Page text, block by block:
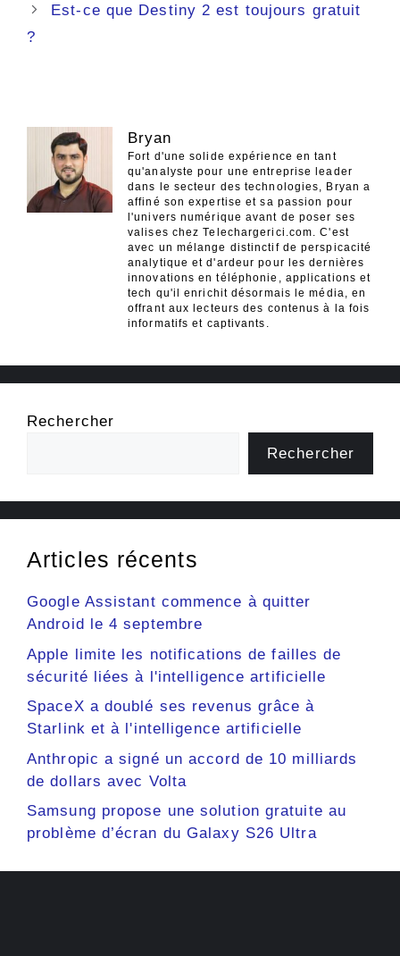
Est-ce que Destiny 2 est toujours gratuit
?
Bryan
Fort d'une solide expérience en tant
qu'analyste pour une entreprise leader
dans le secteur des technologies, Bryan a
affiné son expertise et sa passion pour
l'univers numérique avant de poser ses
valises chez Telechargerici.com. C'est
avec un mélange distinctif de perspicacité
analytique et d'ardeur pour les dernières
innovations en téléphonie, applications et
tech qu'il enrichit désormais le média, en
offrant aux lecteurs des contenus à la fois
informatifs et captivants.
Rechercher
Rechercher
Articles récents
Google Assistant commence à quitter
Android le 4 septembre
Apple limite les notifications de failles de
sécurité liées à l'intelligence artificielle
SpaceX a doublé ses revenus grâce à
Starlink et à l'intelligence artificielle
Anthropic a signé un accord de 10 milliards
de dollars avec Volta
Samsung propose une solution gratuite au
problème d’écran du Galaxy S26 Ultra